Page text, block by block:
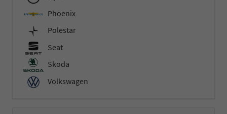
Phoenix
Polestar
Seat
Skoda
Volkswagen